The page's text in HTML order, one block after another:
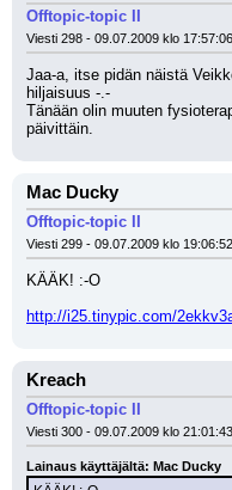
Offtopic-topic II
Viesti 298 - 09.07.2009 klo 17:57:06
Jaa-a, itse pidän näistä
hiljaisuus -.-
Tänään olin muuten
päivittäin.
Mac Ducky
Offtopic-topic II
Viesti 299 - 09.07.2009 klo 19:06:52
KÄÄK! :-O
http://i25.tinypic.com/
Kreach
Offtopic-topic II
Viesti 300 - 09.07.2009 klo 21:01:43
Lainaus käyttäjältä: Mac Ducky